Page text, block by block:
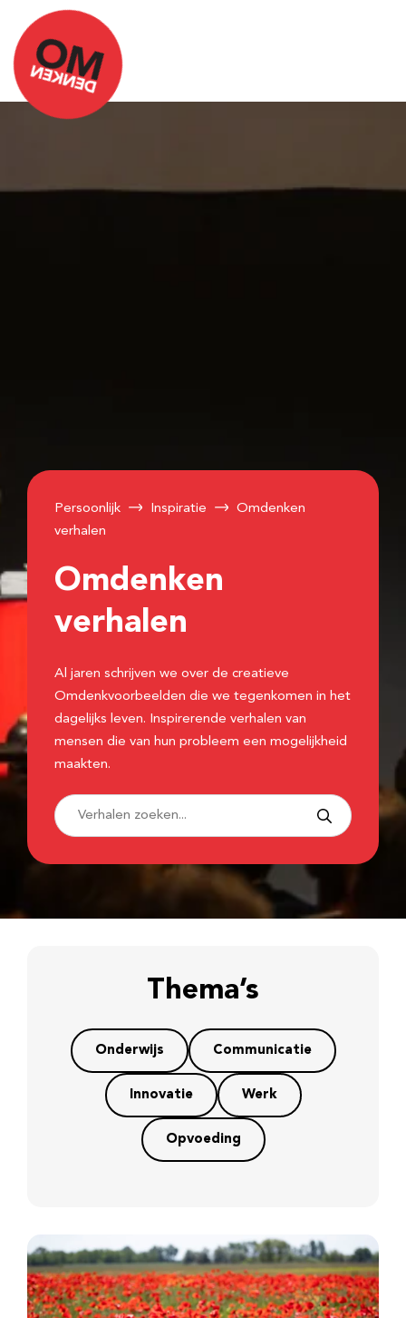
Persoonlijk Inspiratie
Omdenken
verhalen
Omdenken
verhalen
Al jaren schrijven we over de creatieve
Omdenkvoorbeelden die we tegenkomen in het
dagelijks leven. Inspirerende verhalen van
mensen die van hun probleem een mogelijkheid
maakten.
Thema’s
Onderwijs Communicatie
Innovatie Werk
Opvoeding